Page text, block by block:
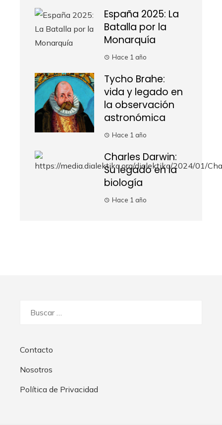
España 2025: La
Batalla por la
Monarquía
Hace 1 año
Tycho Brahe:
vida y legado en
la observación
astronómica
Hace 1 año
Charles Darwin:
Su legado en la
biología
Hace 1 año
Contacto
Nosotros
Política de Privacidad